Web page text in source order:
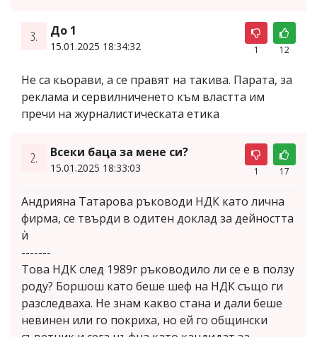
3. До 1
15.01.2025 18:34:32 1 12
Не са кьорави, а се правят на такива. Парата, за
реклама и сервилниченето към властта им
пречи на журналистическата етика
2. Всеки баца за мене си?
15.01.2025 18:33:03 1 17
Андрияна Татарова ръководи НДК като лична
фирма, се твърди в одитен доклад за дейността
ѝ
-------
Това НДК след 1989г ръководило ли се е в ползу
роду? Боршош като беше шеф на НДК също ги
разследваха. Не знам какво стана и дали беше
невинен или го покриха, но ей го общински